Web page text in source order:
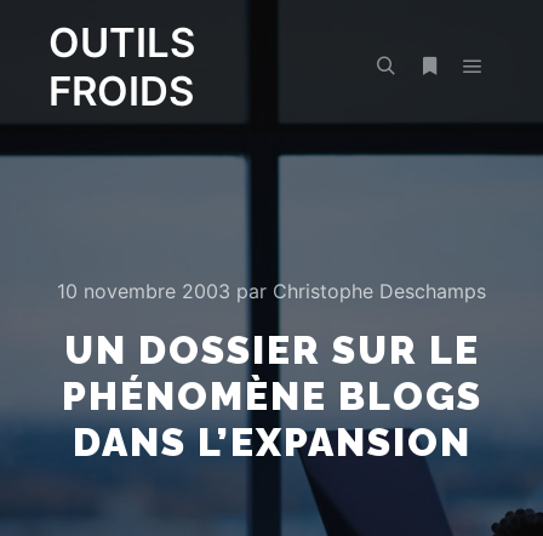
OUTILS
FROIDS
10 novembre 2003 par Christophe Deschamps
UN DOSSIER SUR LE
PHÉNOMÈNE BLOGS
DANS L’EXPANSION